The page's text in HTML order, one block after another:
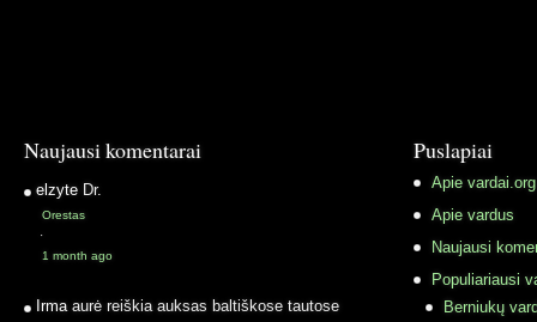
Naujausi komentarai
elzyte Dr.
Orestas
·
1 month ago
Irma aurė reiškia auksas baltiškose tautose
Puslapiai
Apie vardai.org
Apie vardus
Naujausi
Populiariausi
Berniukų